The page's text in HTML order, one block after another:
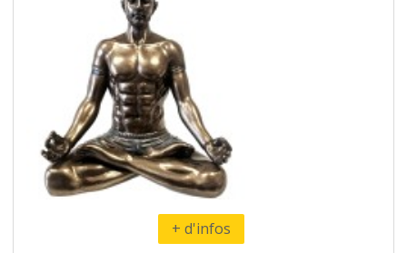
+ d'infos